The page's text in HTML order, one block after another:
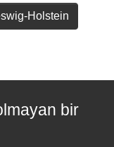
Holstein
bir